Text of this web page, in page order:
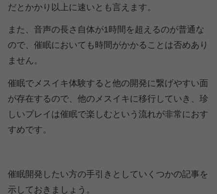
だとかかり以上に速いとも言えます。
また、音声の長さ自体が1時間を超えるのが普通な
ので、催眠においても時間がかかることは否めあり
ません。
催眠でメスイキ体験すると他の開発に繋げやすい面
が存在するので、他のメスイキに移行していき、珍
しいプレイは催眠で楽しむという流れが非常におす
すめです。
催眠開発したい方の手引きとしていくつかの記事を
示しておきましょう。